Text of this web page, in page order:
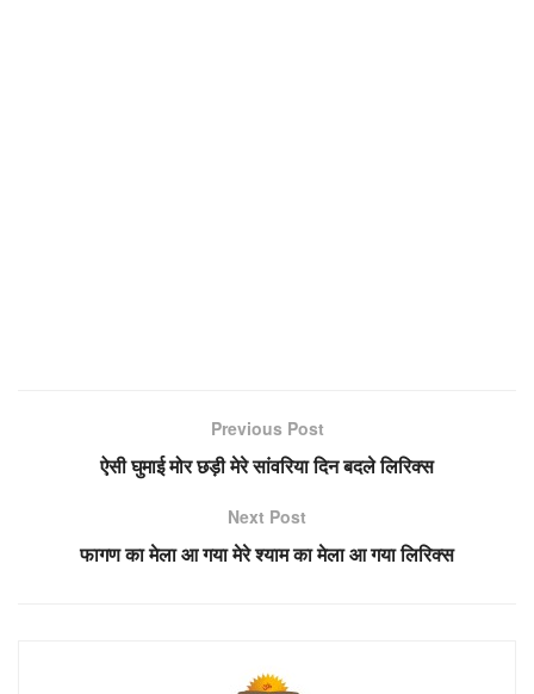
Previous Post
ऐसी घुमाई मोर छड़ी मेरे सांवरिया दिन बदले लिरिक्स
Next Post
फागण का मेला आ गया मेरे श्याम का मेला आ गया लिरिक्स